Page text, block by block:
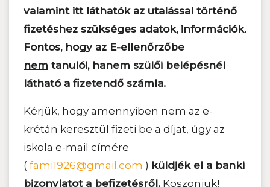
valamint itt láthatók az utalással történő
fizetéshez szükséges adatok, információk.
Fontos, hogy az E-ellenőrzőbe
nem tanulói, hanem szülői belépésnél
látható a fizetendő számla.
Kérjük, hogy amennyiben nem az e-
krétán keresztül fizeti be a díjat, úgy az
iskola e-mail címére
( fami1926@gmail.com ) küldjék el a banki
bizonylatot a befizetésről. Köszönjük!